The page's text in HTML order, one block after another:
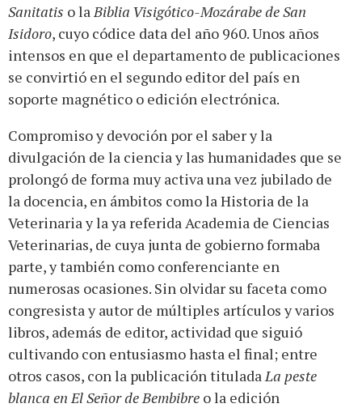
Sanitatis o la Biblia Visigótico-Mozárabe de San
Isidoro, cuyo códice data del año 960. Unos años
intensos en que el departamento de publicaciones
se convirtió en el segundo editor del país en
soporte magnético o edición electrónica.
Compromiso y devoción por el saber y la
divulgación de la ciencia y las humanidades que se
prolongó de forma muy activa una vez jubilado de
la docencia, en ámbitos como la Historia de la
Veterinaria y la ya referida Academia de Ciencias
Veterinarias, de cuya junta de gobierno formaba
parte, y también como conferenciante en
numerosas ocasiones. Sin olvidar su faceta como
congresista y autor de múltiples artículos y varios
libros, además de editor, actividad que siguió
cultivando con entusiasmo hasta el final; entre
otros casos, con la publicación titulada La peste
blanca en El Señor de Bembibre o la edición